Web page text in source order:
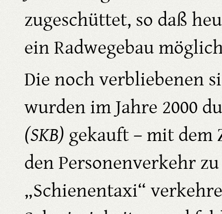
zugeschüttet, so daß
ein Radwegebau
Die noch verbliebenen
wurden im Jahre 2000
(SKB) gekauft – mit dem
den Personenverkehr
„Schienentaxi“